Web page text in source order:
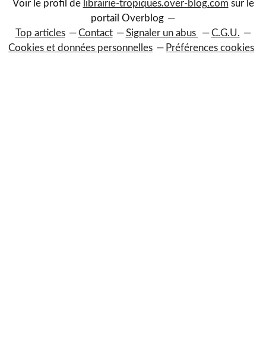
Voir le profil de librairie-tropiques.over-blog.com sur le
portail Overblog
Top articles
Contact Signaler un abus
C.G.U.
Cookies et données personnelles
Préférences cookies